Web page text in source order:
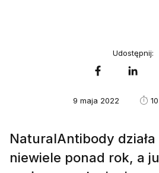
Udostępnij:
9 maja 2022
NaturalAntibody
niewiele ponad rok, a